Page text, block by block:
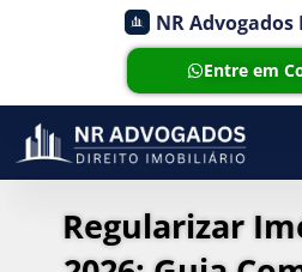
NR
Entre em
Regularizar